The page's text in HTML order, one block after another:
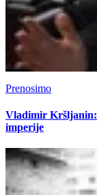
Prenosimo
Vladimir
imperije